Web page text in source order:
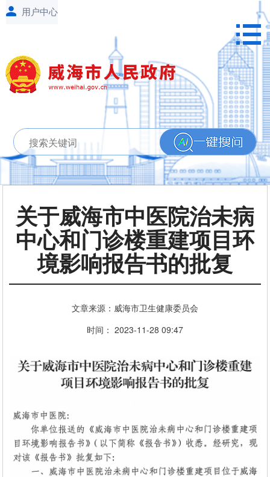
关于威海市中医院治未病
中心和门诊楼重建项目环
境影响报告书的批复
文章来源：威海市卫生健康委员会
时间： 2023-11-28 09:47